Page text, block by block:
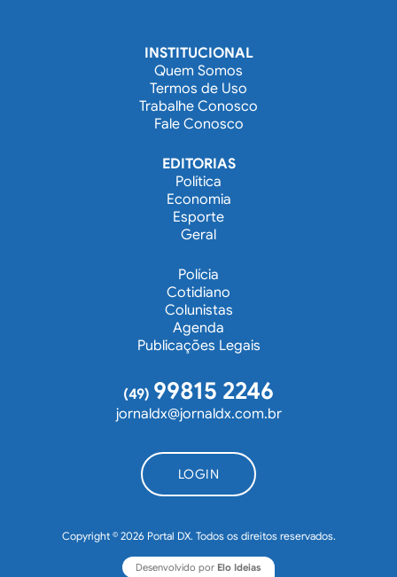
INSTITUCIONAL
Quem Somos
Termos de Uso
Trabalhe Conosco
Fale Conosco
EDITORIAS
Política
Economia
Esporte
Geral
Polícia
Cotidiano
Colunistas
Agenda
Publicações Legais
(49) 99815 2246
jornaldx@jornaldx.com.br
LOGIN
Copyright © 2026 Portal DX. Todos os direitos reservados.
Desenvolvido por Elo Ideias